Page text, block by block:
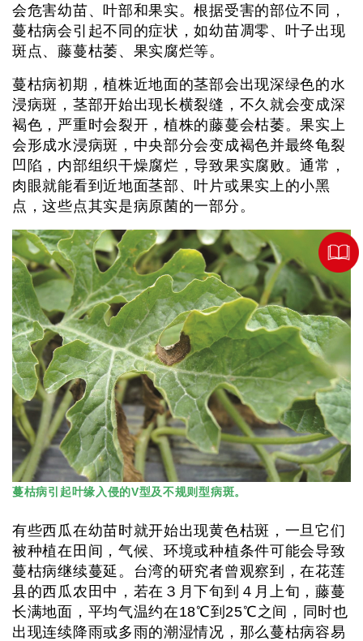
会危害幼苗、叶部和果实。根据受害的部位不同，
蔓枯病会引起不同的症状，如幼苗凋零、叶子出现
斑点、藤蔓枯萎、果实腐烂等。
蔓枯病初期，植株近地面的茎部会出现深绿色的水
浸病斑，茎部开始出现长横裂缝，不久就会变成深
褐色，严重时会裂开，植株的藤蔓会枯萎。果实上
会形成水浸病斑，中央部分会变成褐色并最终龟裂
凹陷，内部组织干燥腐烂，导致果实腐败。通常，
肉眼就能看到近地面茎部、叶片或果实上的小黑
点，这些点其实是病原菌的一部分。
蔓枯病引起叶缘入侵的V型及不规则型病斑。
有些西瓜在幼苗时就开始出现黄色枯斑，一旦它们
被种植在田间，气候、环境或种植条件可能会导致
蔓枯病继续蔓延。台湾的研究者曾观察到，在花莲
县的西瓜农田中，若在３月下旬到４月上旬，藤蔓
长满地面，平均气温约在18℃到25℃之间，同时也
出现连续降雨或多雨的潮湿情况，那么蔓枯病容易